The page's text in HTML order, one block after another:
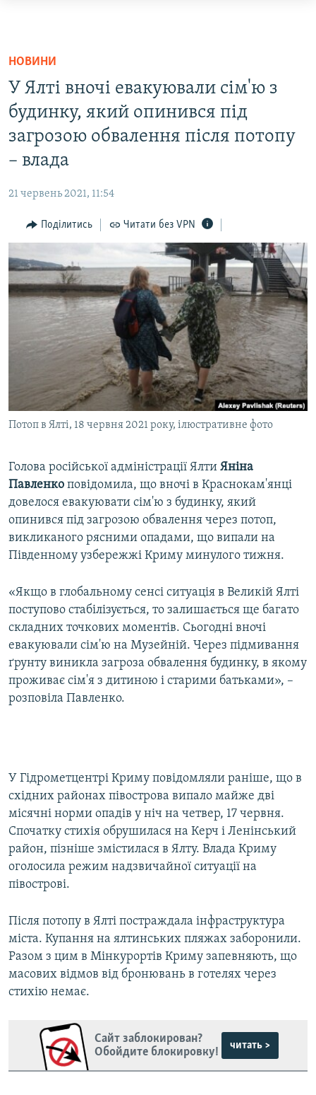
Перейти
основного
матеріалу
Перейти
до
основної
Перейти
пошуку
ВОДА.КРИМ
ВІДЕО ТА ФОТО
ПОЛІТИКА
БЛОГИ
ПОГЛЯД
ДЕПОРТАЦІЯ
ВІДЕОУРОКИ «ELIFBE»
СВІДЧЕННЯ ОКУПАЦІЇ
УКРАЇНСЬКА ПРОБЛЕМА КРИМУ
ЯК ОБІЙТИ БЛОКУВАННЯ
Русский
Qırımtatar
Усі сайти RFE/RL
НОВИНИ
У Ялті вночі евакуювали сім'ю з
будинку, який опинився під
загрозою обвалення після потопу
– влада
21 червень 2021, 11:54
Поділитись Читати без VPN
Потоп в Ялті, 18 червня 2021 року, ілюстративне фото
Голова російської адміністрації Ялти Яніна
Павленко повідомила, що вночі в Краснокам'янці
довелося евакуювати сім'ю з будинку, який
опинився під загрозою обвалення через потоп,
викликаного рясними опадами, що випали на
Південному узбережжі Криму минулого тижня.
«Якщо в глобальному сенсі ситуація в Великій Ялті
поступово стабілізується, то залишається ще багато
складних точкових моментів. Сьогодні вночі
евакуювали сім'ю на Музейній. Через підмивання
ґрунту виникла загроза обвалення будинку, в якому
проживає сім'я з дитиною і старими батьками», –
розповіла Павленко.
У Гідрометцентрі Криму повідомляли раніше, що в
східних районах півострова випало майже дві
місячні норми опадів у ніч на четвер, 17 червня.
Спочатку стихія обрушилася на Керч і Ленінський
район, пізніше змістилася в Ялту. Влада Криму
оголосила режим надзвичайної ситуації на
півострові.
Після потопу в Ялті постраждала інфраструктура
міста. Купання на ялтинських пляжах заборонили.
Разом з цим в Мінкурортів Криму запевняють, що
масових відмов від бронювань в готелях через
стихію немає.
Сайт заблокирован?
Обойдите блокировку!
читать >